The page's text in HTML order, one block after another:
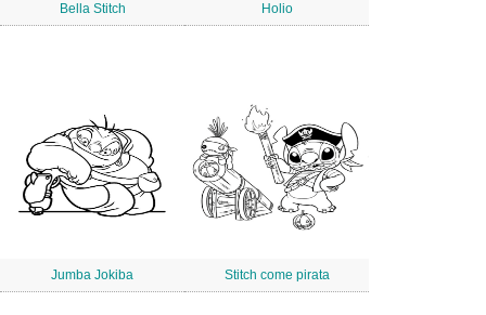
Bella Stitch Holio
Jumba Jokiba Stitch come pirata